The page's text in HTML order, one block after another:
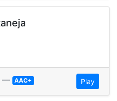
AAC+ Play